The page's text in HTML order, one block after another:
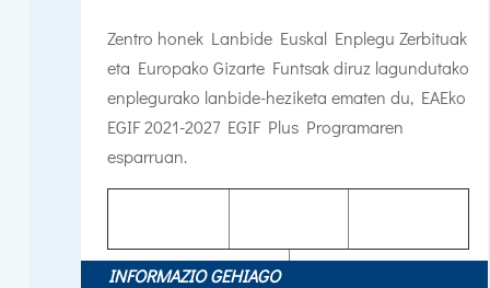
Zentro honek Lanbide Euskal Enplegu Zerbituak
eta Europako Gizarte Funtsak diruz lagundutako
enplegurako lanbide-heziketa ematen du, EAEko
EGIF 2021-2027 EGIF Plus Programaren
esparruan.
INFORMAZIO GEHIAGO